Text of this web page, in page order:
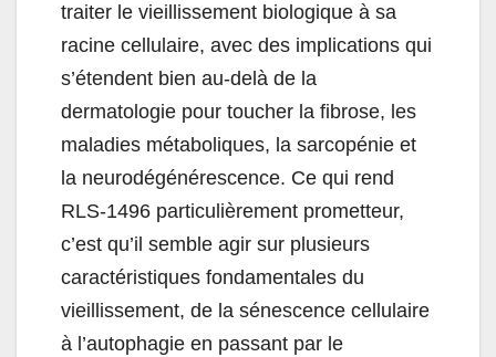
traiter le vieillissement biologique à sa
racine cellulaire, avec des implications qui
s’étendent bien au-delà de la
dermatologie pour toucher la fibrose, les
maladies métaboliques, la sarcopénie et
la neurodégénérescence. Ce qui rend
RLS-1496 particulièrement prometteur,
c’est qu’il semble agir sur plusieurs
caractéristiques fondamentales du
vieillissement, de la sénescence cellulaire
à l’autophagie en passant par le